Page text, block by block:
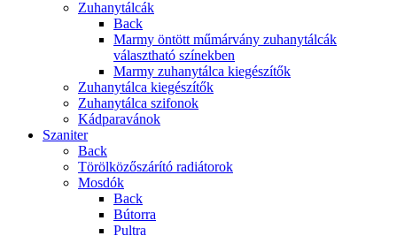
Zuhanytálcák
Back
Marmy öntött műmárvány zuhanytálcák
választható színekben
Marmy zuhanytálca kiegészítők
Zuhanytálca kiegészítők
Zuhanytálca szifonok
Kádparavánok
Szaniter
Back
Törölközőszárító radiátorok
Mosdók
Back
Bútorra
Pultra